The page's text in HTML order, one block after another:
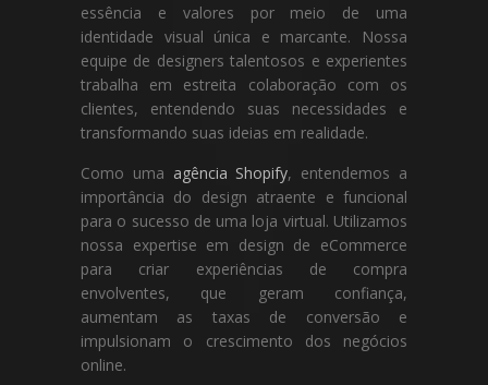
essência e valores por meio de uma
identidade visual única e marcante. Nossa
equipe de designers talentosos e experientes
trabalha em estreita colaboração com os
clientes, entendendo suas necessidades e
transformando suas ideias em realidade.
Como uma agência Shopify, entendemos a
importância do design atraente e funcional
para o sucesso de uma loja virtual. Utilizamos
nossa expertise em design de eCommerce
para criar experiências de compra
envolventes, que geram confiança,
aumentam as taxas de conversão e
impulsionam o crescimento dos negócios
online.